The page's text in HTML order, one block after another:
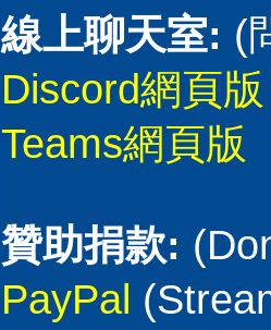
線上聊天室: (
Discord網頁版
Teams網頁版
贊助捐款:
PayPal